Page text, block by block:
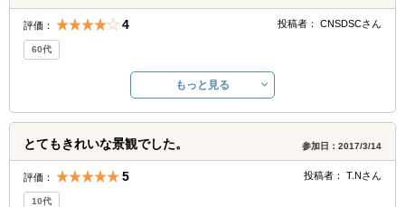
評価： 4 投稿者： CNSDSCさん
60代
もっと見る
とてもきれいな景観でした。 参加日：2017/3/14
評価： 5 投稿者： T.Nさん
10代